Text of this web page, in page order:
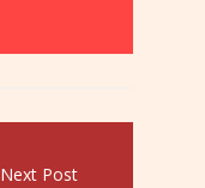
Next Post